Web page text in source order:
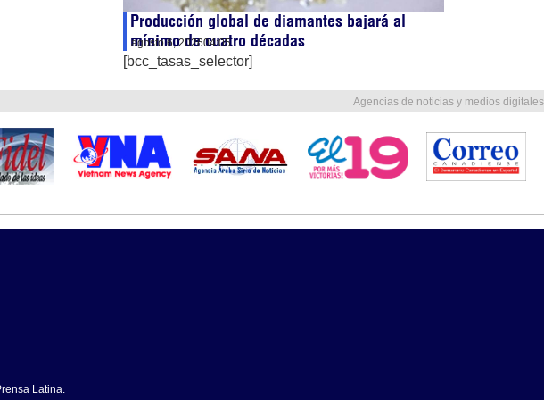
Producción global de diamantes bajará al
mínimo de cuatro décadas
agosto 6, 202604:05
[bcc_tasas_selector]
Agencias de noticias y medios digitales
Latina.